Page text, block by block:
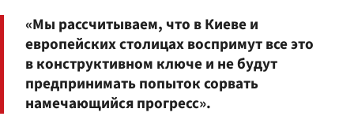
«Мы рассчитываем, что в Киеве и
европейских столицах воспримут все это
в конструктивном ключе и не будут
предпринимать попыток сорвать
намечающийся прогресс».